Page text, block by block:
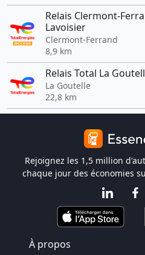
Relais Clermont-
Lavoisier
Clermont-Ferrand
8,9 km
Relais Total La
La Goutelle
22,8 km
Rejoignez les 1,5 million
chaque jour des économies
À propos